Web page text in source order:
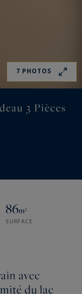
7 PHOTOS
3 Pièces
86m²
SURFACE
avec
du lac